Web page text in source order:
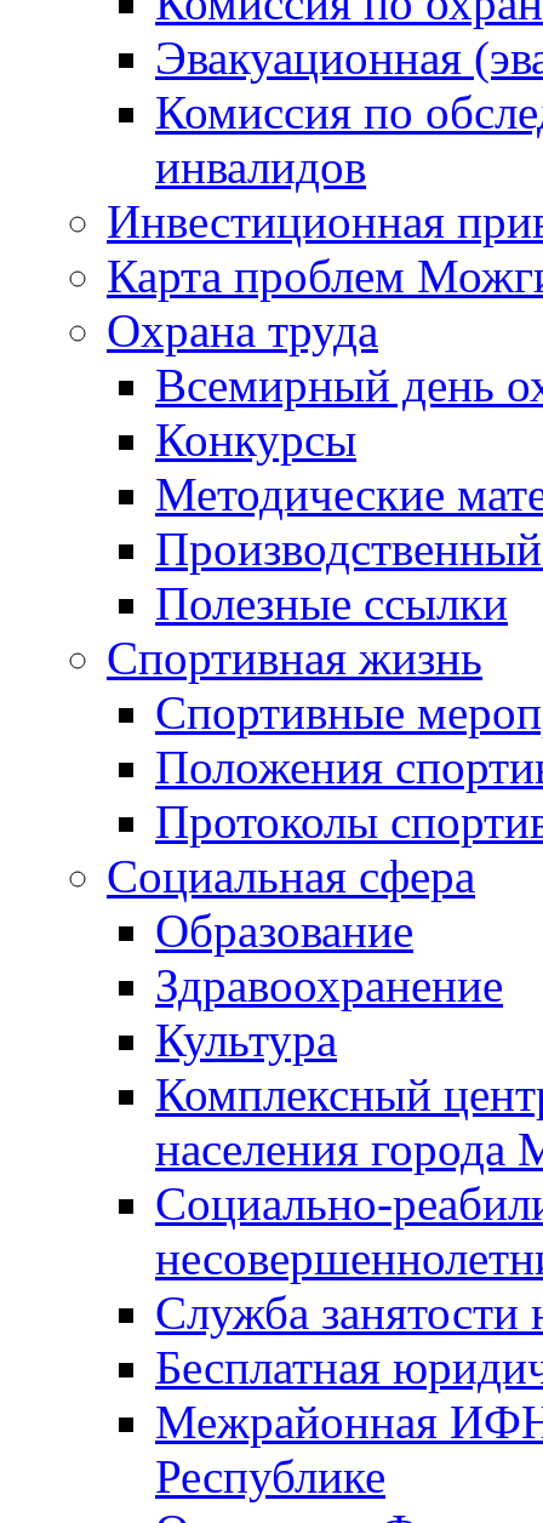
Эвакуационная
Комиссия по
инвалидов
Инвестиционная
Карта проблем
Охрана труда
Всемирный день
Конкурсы
Методические
Полезные ссылки
Спортивная жизнь
Спортивные
Положения
Протоколы
Социальная сфера
Образование
Здравоохранение
Культура
Комплексный
населения города
Социально-
Служба занятости
Бесплатная
Межрайонная
Республике